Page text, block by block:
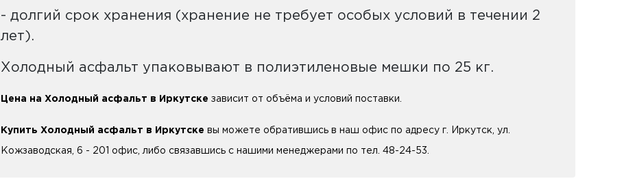
- долгий срок хранения (хранение не требует особых условий в течении 2
лет).
Холодный асфальт упаковывают в полиэтиленовые мешки по 25 кг.
Цена на Холодный асфальт в Иркутске зависит от объёма и условий поставки.
Купить Холодный асфальт в Иркутске вы можете обратившись в наш офис по адресу г. Иркутск, ул.
Кожзаводская, 6 - 201 офис, либо связавшись с нашими менеджерами по тел. 48-24-53.